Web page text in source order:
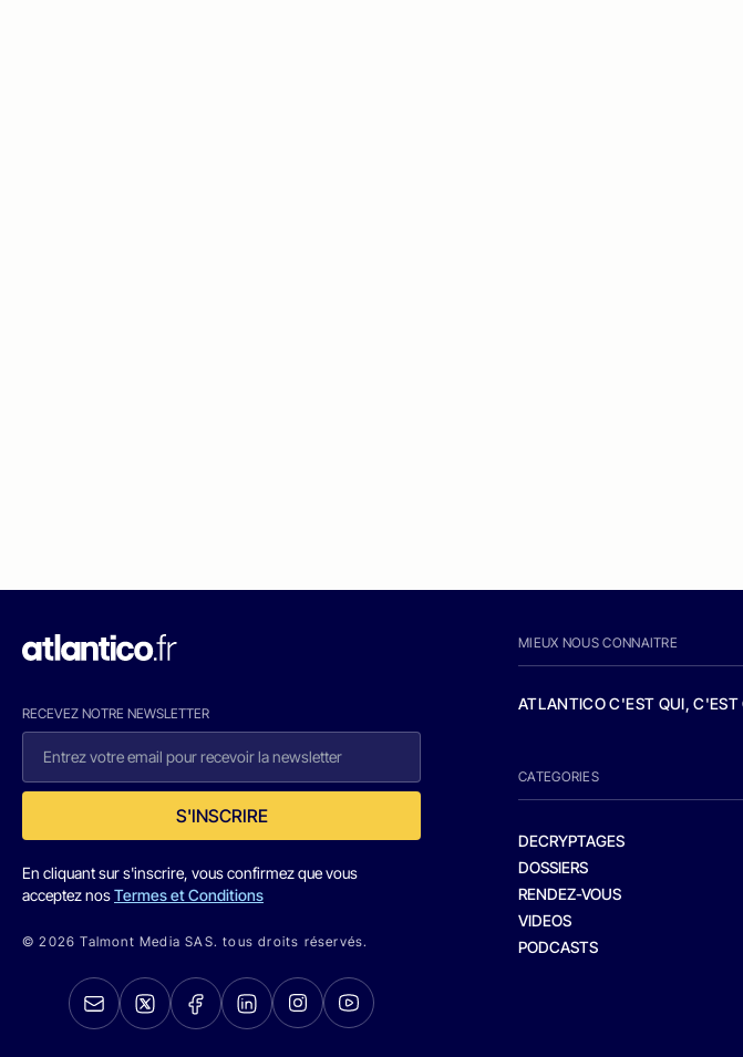
RECEVEZ NOTRE NEWSLETTER
S'INSCRIRE
En cliquant sur s'inscrire, vous confirmez que vous
acceptez nosTermes et Conditions
© 2026 Talmont Media SAS. tous droits réservés.
MIEUX NOUS CONNAITRE
ATLANTICO C'EST QUI, C'EST
CATEGORIES
DECRYPTAGES
DOSSIERS
RENDEZ-VOUS
VIDEOS
PODCASTS